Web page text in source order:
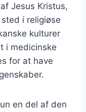
Jesus Kristus,
i religiøse
kulturer
i medicinske
for at have
en del af den